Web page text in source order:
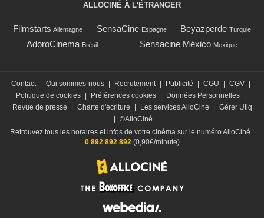
ALLOCINÉ À L'ÉTRANGER
Filmstarts Allemagne SensaCine Espagne Beyazperde Turquie
AdoroCinema Brésil Sensacine México Mexique
Contact Qui sommes-nous Recrutement Publicité CGU CGV
Politique de cookies
Préférences cookies Données Personnelles
Revue de presse
Charte d'écriture Les services AlloCiné
Gérer Utiq
©AlloCiné
Retrouvez tous les horaires et infos de votre cinéma sur le numéro AlloCiné :
0 892 892 892(0,90€/minute)